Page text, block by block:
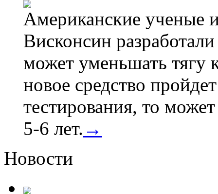
Американские ученые
Висконсин
может уменьшать тягу
новое средство
тестирования, то
5-6 лет. →
Новости